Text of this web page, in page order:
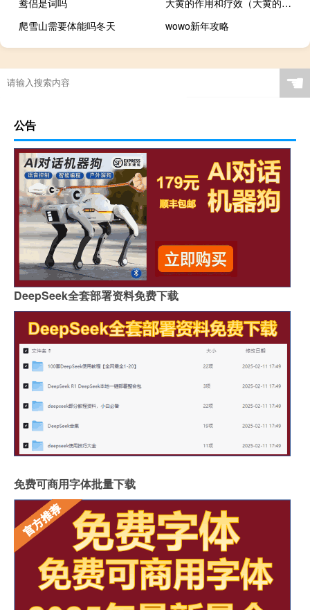
爬雪山需要体能吗冬天
wowo新年攻略
☚
公告
DeepSeek全套部署资料免费下载
免费可商用字体批量下载